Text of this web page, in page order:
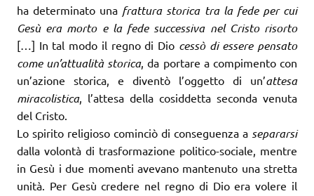
ha determinato una frattura storica tra la fede per cui
Gesù era morto e la fede successiva nel Cristo risorto
[…] In tal modo il regno di Dio cessò di essere pensato
come un’attualità storica, da portare a compimento con
un’azione storica, e diventò l’oggetto di un’attesa
miracolistica, l’attesa della cosiddetta seconda venuta
del Cristo.
Lo spirito religioso cominciò di conseguenza a separarsi
dalla volontà di trasformazione politico-sociale, mentre
in Gesù i due momenti avevano mantenuto una stretta
unità. Per Gesù credere nel regno di Dio era volere il